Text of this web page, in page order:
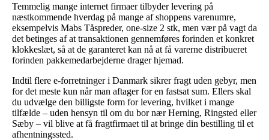
Temmelig mange internet firmaer tilbyder levering på
næstkommende hverdag på mange af shoppens varenumre,
eksempelvis Mabs Tåspreder, one-size 2 stk, men vær på vagt da
det betinges af at transaktionen gennemføres forinden et konkret
klokkeslæt, så at de garanteret kan nå at få varerne distribueret
forinden pakkemedarbejderne drager hjemad.
Indtil flere e-forretninger i Danmark sikrer fragt uden gebyr, men
for det meste kun når man aftager for en fastsat sum. Ellers skal
du udvælge den billigste form for levering, hvilket i mange
tilfælde – uden hensyn til om du bor nær Herning, Ringsted eller
Sæby – vil blive at få fragtfirmaet til at bringe din bestilling til et
afhentningssted.